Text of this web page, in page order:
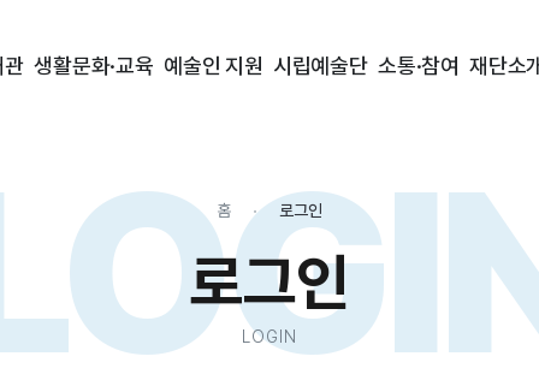
관 생활문화·교육 예술인 지원 시립예술단 소통·참여 재단소
홈 로그인
로그인
LOGIN